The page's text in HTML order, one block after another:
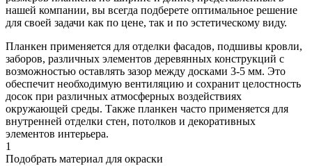
нашей компании, вы всегда подберете оптимальное решение
для своей задачи как по цене, так и по эстетическому виду.
Планкен применяется для отделки фасадов, подшивы кровли,
заборов, различных элементов деревянных конструкций с
возможностью оставлять зазор между досками 3-5 мм. Это
обеспечит необходимую вентиляцию и сохранит целостность
досок при различных атмосферных воздействиях
окружающей среды. Также планкен часто применяется для
внутренней отделки стен, потолков и декоративных
элементов интерьера.
1
Подобрать материал для окраски